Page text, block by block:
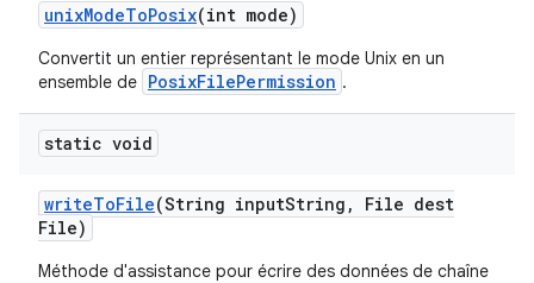
unixModeToPosix(int mode)
Convertit un entier représentant le mode Unix en un
ensemble de PosixFilePermission .
static void
writeToFile(String inputString ,
File dest
File)
Méthode d'assistance pour écrire des données de chaîne